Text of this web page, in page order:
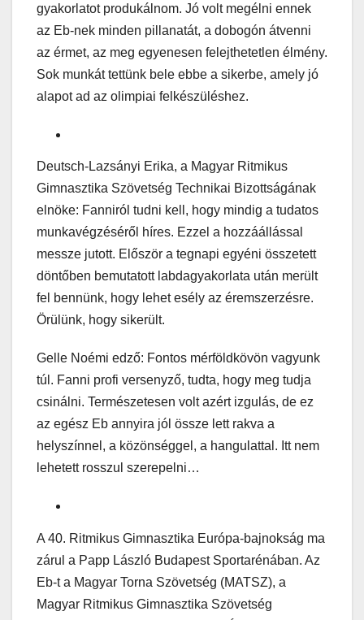
gyakorlatot produkálnom. Jó volt megélni ennek
az Eb-nek minden pillanatát, a dobogón átvenni
az érmet, az meg egyenesen felejthetetlen élmény.
Sok munkát tettünk bele ebbe a sikerbe, amely jó
alapot ad az olimpiai felkészüléshez.
Deutsch-Lazsányi Erika, a Magyar Ritmikus
Gimnasztika Szövetség Technikai Bizottságának
elnöke: Fanniról tudni kell, hogy mindig a tudatos
munkavégzéséről híres. Ezzel a hozzáállással
messze jutott. Először a tegnapi egyéni összetett
döntőben bemutatott labdagyakorlata után merült
fel bennünk, hogy lehet esély az éremszerzésre.
Örülünk, hogy sikerült.
Gelle Noémi edző: Fontos mérföldkövön vagyunk
túl. Fanni profi versenyző, tudta, hogy meg tudja
csinálni. Természetesen volt azért izgulás, de ez
az egész Eb annyira jól össze lett rakva a
helyszínnel, a közönséggel, a hangulattal. Itt nem
lehetett rosszul szerepelni…
A 40. Ritmikus Gimnasztika Európa-bajnokság ma
zárul a Papp László Budapest Sportarénában. Az
Eb-t a Magyar Torna Szövetség (MATSZ), a
Magyar Ritmikus Gimnasztika Szövetség